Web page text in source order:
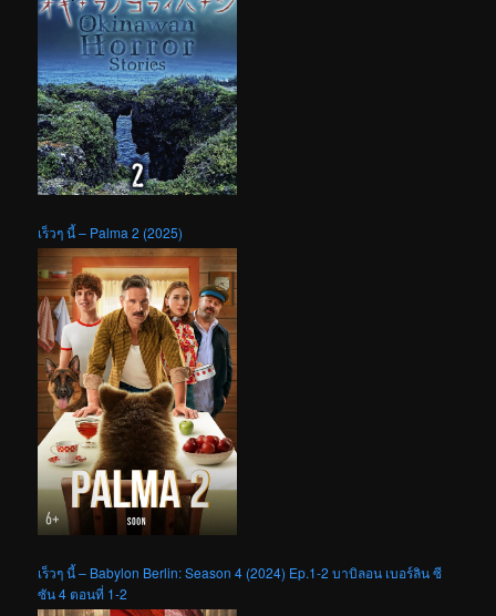
เร็วๆ นี้ – Palma 2 (2025)
เร็วๆ นี้ – Babylon Berlin: Season 4 (2024) Ep.1-2 บาบิลอน เบอร์ลิน ซี
ซัน 4 ตอนที่ 1-2